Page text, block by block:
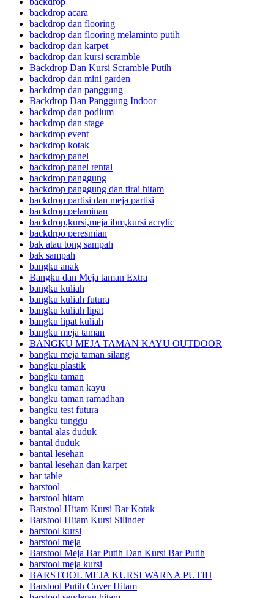
backdrop acara
backdrop dan flooring
backdrop dan flooring melaminto putih
backdrop dan karpet
backdrop dan kursi scramble
Backdrop Dan Kursi Scramble Putih
backdrop dan mini garden
backdrop dan panggung
Backdrop Dan Panggung Indoor
backdrop dan podium
backdrop dan stage
backdrop event
backdrop kotak
backdrop panel
backdrop panel rental
backdrop panggung
backdrop panggung dan tirai hitam
backdrop partisi dan meja partisi
backdrop pelaminan
backdrop,kursi,meja ibm,kursi acrylic
backdrpo peresmian
bak atau tong sampah
bak sampah
bangku anak
Bangku dan Meja taman Extra
bangku kuliah
bangku kuliah futura
bangku kuliah lipat
bangku lipat kuliah
bangku meja taman
BANGKU MEJA TAMAN KAYU OUTDOOR
bangku meja taman silang
bangku plastik
bangku taman
bangku taman kayu
bangku taman ramadhan
bangku test futura
bangku tunggu
bantal alas duduk
bantal duduk
bantal lesehan
bantal lesehan dan karpet
bar table
barstool
barstool hitam
Barstool Hitam Kursi Bar Kotak
Barstool Hitam Kursi Silinder
barstool kursi
barstool meja
Barstool Meja Bar Putih Dan Kursi Bar Putih
barstool meja kursi
BARSTOOL MEJA KURSI WARNA PUTIH
Barstool Putih Cover Hitam